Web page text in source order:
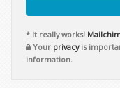
* It really works!
Your privacyis
information.